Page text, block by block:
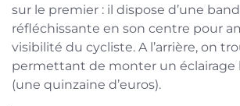
sur le premier : il dispose d’une
réfléchissante en son centre pour
visibilité du cycliste. A l’arrière, on
permettant de monter un éclairage
(une quinzaine d’euros).